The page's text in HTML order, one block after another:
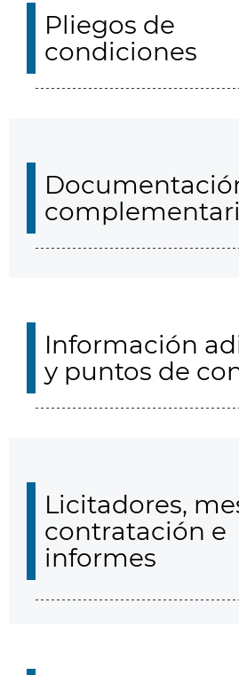
Pliegos de
condiciones
Información
y puntos de
Licitadores,
contratación e
informes